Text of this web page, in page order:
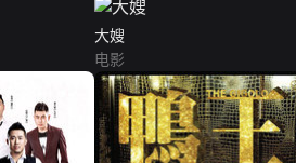
大嫂
电影